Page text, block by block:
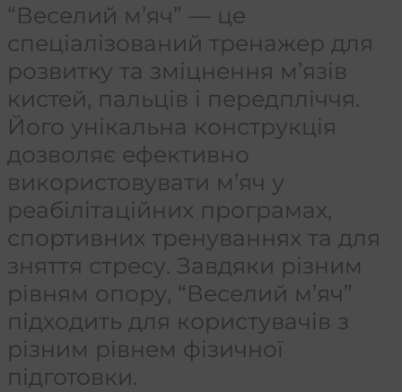
“Веселий м’яч” — це
спеціалізований тренажер для
розвитку та зміцнення м’язів
кистей, пальців і передпліччя.
Його унікальна конструкція
дозволяє ефективно
використовувати м’яч у
реабілітаційних програмах,
спортивних тренуваннях та для
зняття стресу. Завдяки різним
рівням опору, “Веселий м’яч”
підходить для користувачів з
різним рівнем фізичної
підготовки.